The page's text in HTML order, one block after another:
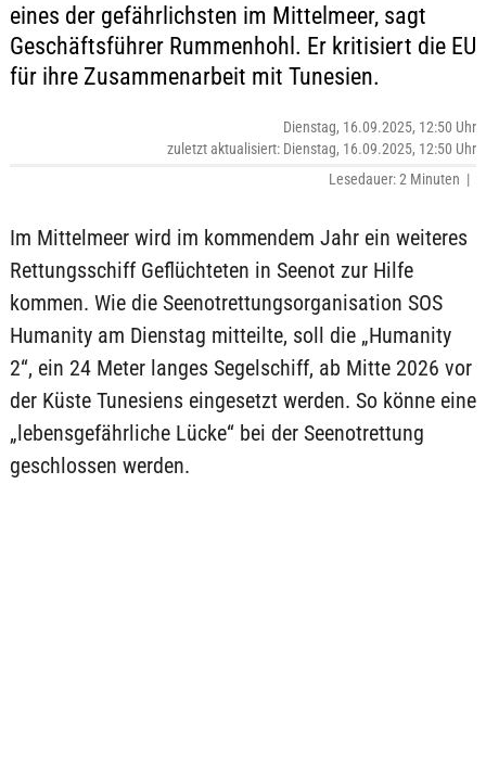
eines der gefährlichsten im Mittelmeer, sagt
Geschäftsführer Rummenhohl. Er kritisiert die EU
für ihre Zusammenarbeit mit Tunesien.
Dienstag, 16.09.2025, 12:50 Uhr
zuletzt aktualisiert: Dienstag, 16.09.2025, 12:50 Uhr
Lesedauer: 2 Minuten |
Im Mittelmeer wird im kommendem Jahr ein weiteres
Rettungsschiff Geflüchteten in Seenot zur Hilfe
kommen. Wie die Seenotrettungsorganisation SOS
Humanity am Dienstag mitteilte, soll die „Humanity
2“, ein 24 Meter langes Segelschiff, ab Mitte 2026 vor
der Küste Tunesiens eingesetzt werden. So könne eine
„lebensgefährliche Lücke“ bei der Seenotrettung
geschlossen werden.